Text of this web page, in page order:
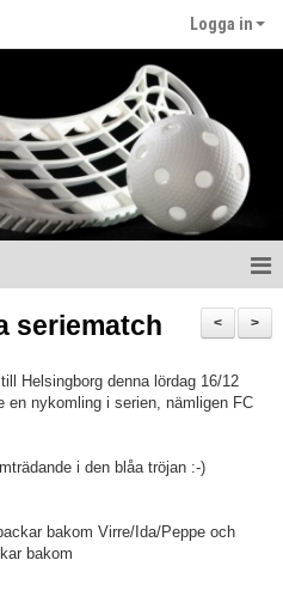
Logga in
>
<
seriematch
Helsingborg denna lördag 16/12
en nykomling i serien, nämligen FC
i den blåa tröjan :-)
bakom Virre/Ida/Peppe och
bakom